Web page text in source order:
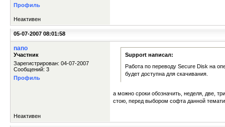
Профиль
Неактивен
05-07-2007 08:01:58
nano
Участник
Зарегистрирован: 04-07-2007
Сообщений: 3
Профиль
Support написал:
Работа по переводу Secure Disk на
будет доступна для скачивания.
а можно сроки обозначить, неделя, две,
стою, перед выбором софта данной
Неактивен